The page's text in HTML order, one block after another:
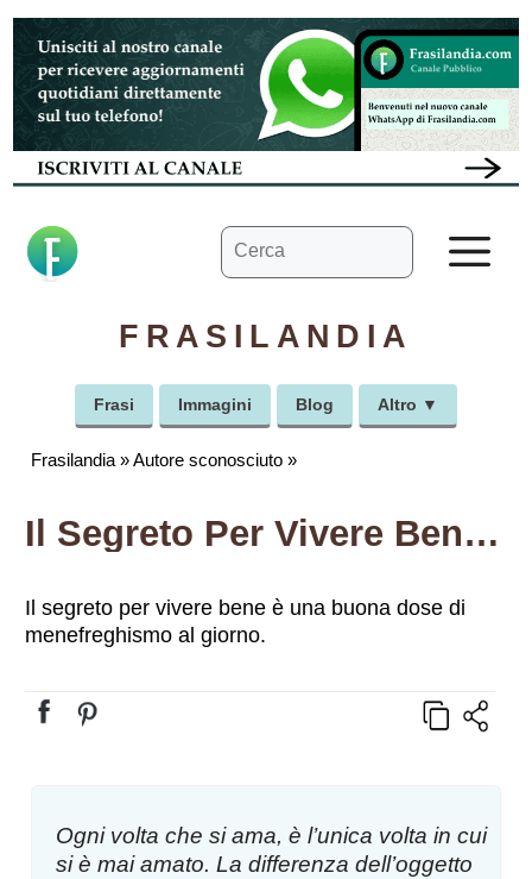
Vai
contenuto
Ricerca
per:
FRASILANDIA
Frasi Immagini Blog Altro ▼
Frasilandia »Autore sconosciuto »
Il Segreto Per Vivere Bene È…
Il segreto per vivere bene è una buona dose di
menefreghismo al giorno.
Ogni volta che si ama, è l’unica volta in cui
si è mai amato. La differenza dell’oggetto